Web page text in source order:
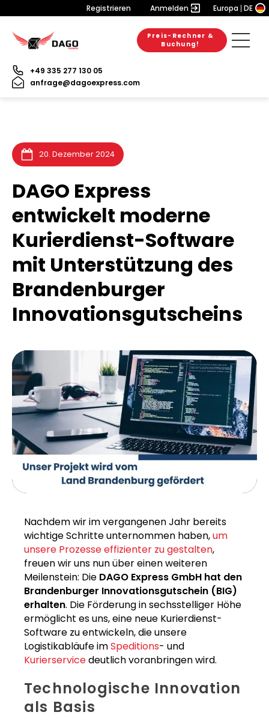
Registrieren Anmelden Europa DE
Preis-Rechner &
Buchung!
+49 335 277 130 05
anfrage@dagoexpress.com
20. Dezember 2024
DAGO Express
entwickelt moderne
Kurierdienst-Software
mit Unterstützung des
Brandenburger
Innovationsgutscheins
Nachdem wir im vergangenen Jahr bereits
wichtige Schritte unternommen haben,um
unsere Prozesse effizienter zu gestalten,
freuen wir uns nun über einen weiteren
Meilenstein: Die DAGO Express GmbH hat den
Brandenburger Innovationsgutschein (BIG)
erhalten. Die Förderung in sechsstelliger Höhe
ermöglicht es uns, eine neue Kurierdienst-
Software zu entwickeln, die unsere
Logistikabläufe imSpeditions- und
Kurierservicedeutlich voranbringen wird.
Technologische Innovation
als Basis
6. August 2026
31. Juli 2026
28. Juli 2026